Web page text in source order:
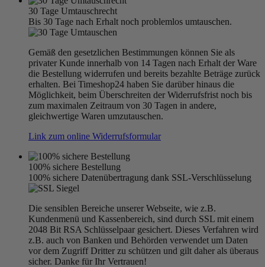
30 Tage Umtauschrecht
Bis 30 Tage nach Erhalt noch problemlos umtauschen.
Gemäß den gesetzlichen Bestimmungen können Sie als
privater Kunde innerhalb von 14 Tagen nach Erhalt der Ware
die Bestellung widerrufen und bereits bezahlte Beträge zurück
erhalten. Bei Timeshop24 haben Sie darüber hinaus die
Möglichkeit, beim Überschreiten der Widerrufsfrist noch bis
zum maximalen Zeitraum von 30 Tagen in andere,
gleichwertige Waren umzutauschen.
Link zum online Widerrufsformular
100% sichere Bestellung
100% sichere Datenübertragung dank SSL-Verschlüsselung
Die sensiblen Bereiche unserer Webseite, wie z.B.
Kundenmenü und Kassenbereich, sind durch SSL mit einem
2048 Bit RSA Schlüsselpaar gesichert. Dieses Verfahren wird
z.B. auch von Banken und Behörden verwendet um Daten
vor dem Zugriff Dritter zu schützen und gilt daher als überaus
sicher. Danke für Ihr Vertrauen!